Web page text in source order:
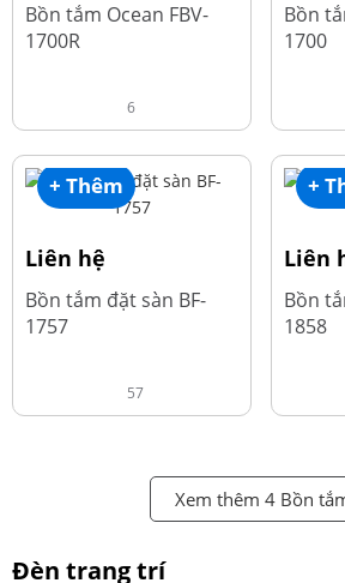
Bồn tắm Ocean FBV-
1700R
6
Bồn
1700
+ Thêm
Liên hệ
Bồn tắm đặt sàn BF-
1757
57
+
Liên
Bồn
1858
Xem thêm 4 Bồn
Đèn trang trí